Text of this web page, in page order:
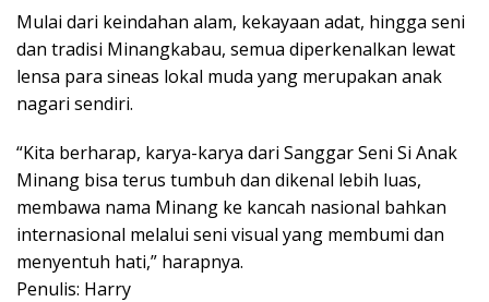
Mulai dari keindahan alam, kekayaan adat, hingga seni
dan tradisi Minangkabau, semua diperkenalkan lewat
lensa para sineas lokal muda yang merupakan anak
nagari sendiri.
“Kita berharap, karya-karya dari Sanggar Seni Si Anak
Minang bisa terus tumbuh dan dikenal lebih luas,
membawa nama Minang ke kancah nasional bahkan
internasional melalui seni visual yang membumi dan
menyentuh hati,” harapnya.
Penulis: Harry